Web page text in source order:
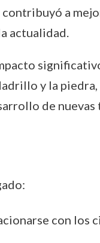
contribuyó a
actualidad.
y la
de nuevas
con los